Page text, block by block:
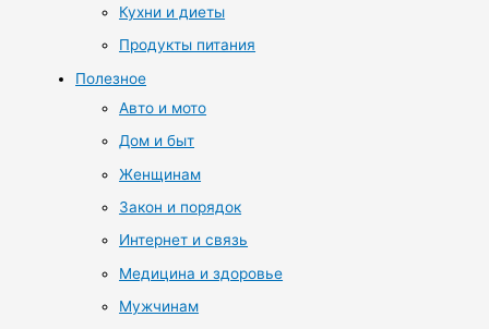
Кухни и диеты
Продукты питания
Полезное
Авто и мото
Дом и быт
Женщинам
Закон и порядок
Интернет и связь
Медицина и здоровье
Мужчинам